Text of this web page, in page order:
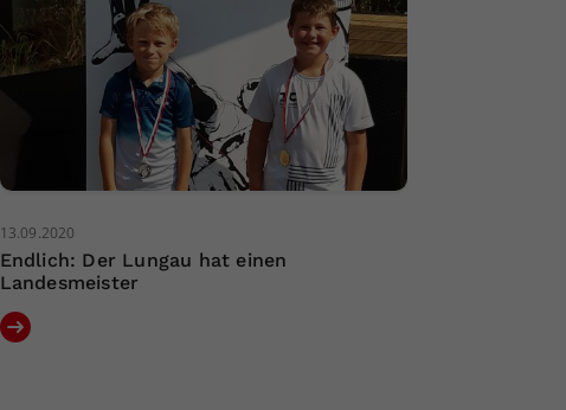
13.09.2020
Endlich: Der Lungau hat einen
Landesmeister